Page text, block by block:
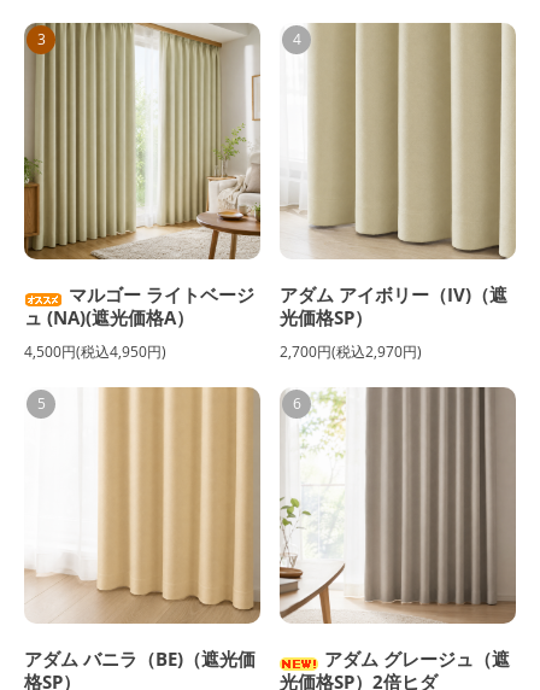
3
マルゴー ライトベージ
ュ (NA)(遮光価格A）
4,500円(税込4,950円)
4
アダム アイボリー（IV)（遮
光価格SP）
2,700円(税込2,970円)
5
アダム バニラ（BE)（遮光価
格SP）
6
アダム グレージュ（遮
光価格SP）2倍ヒダ